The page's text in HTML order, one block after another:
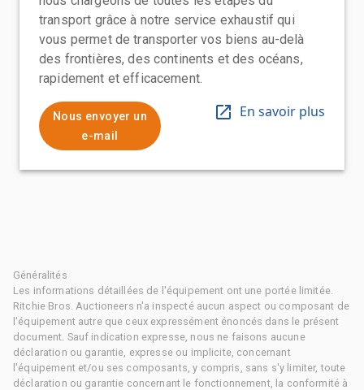
transport grâce à notre service exhaustif qui
vous permet de transporter vos biens au-delà
des frontières, des continents et des océans,
rapidement et efficacement.
Nous envoyer un
e-mail
En savoir plus
Généralités
Les informations détaillées de l'équipement ont une portée limitée.
Ritchie Bros. Auctioneers n'a inspecté aucun aspect ou composant de
l'équipement autre que ceux expressément énoncés dans le présent
document. Sauf indication expresse, nous ne faisons aucune
déclaration ou garantie, expresse ou implicite, concernant
l'équipement et/ou ses composants, y compris, sans s'y limiter, toute
déclaration ou garantie concernant le fonctionnement, la conformité à